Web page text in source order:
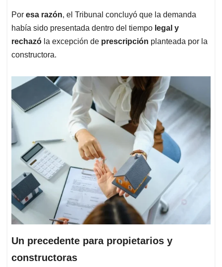
Por esa razón, el Tribunal concluyó que la demanda
había sido presentada dentro del tiempo legal y
rechazó la excepción de prescripción planteada por la
constructora.
Un precedente para propietarios y
constructoras